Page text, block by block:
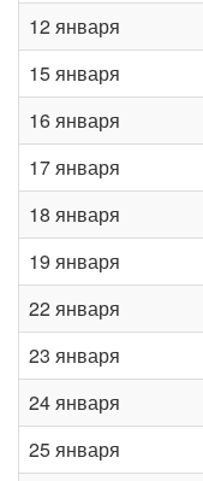
12 января
15 января
16 января
17 января
18 января
19 января
22 января
23 января
24 января
25 января